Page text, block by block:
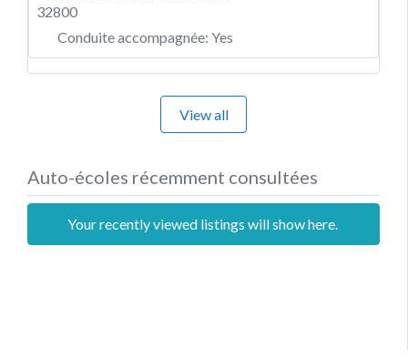
32800
Conduite accompagnée: Yes
View all
Auto-écoles récemment consultées
Your recently viewed listings will show here.